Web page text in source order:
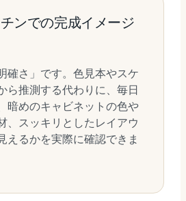
ンでの完成イメージ
確さ」です。色見本やスケ
ら推測する代わりに、毎日
暗めのキャビネットの色や
、スッキリとしたレイアウ
えるかを実際に確認できま